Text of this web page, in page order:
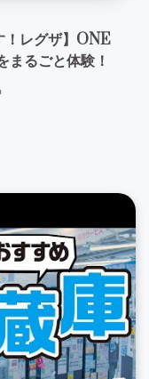
！レグザ】ONE
るごと体験！